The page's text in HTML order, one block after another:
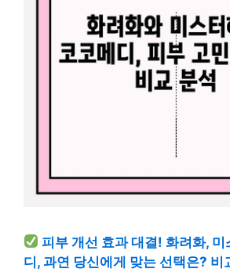
피부 개선 효과 대결! 화려화,
디, 과연 당신에게 맞는 선택은? 비